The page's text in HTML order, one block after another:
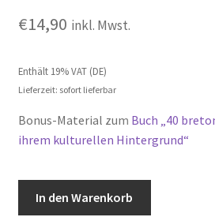
€14,90 inkl. Mwst.
Enthält 19% VAT (DE)
Lieferzeit: sofort lieferbar
Bonus-Material zum Buch „40
ihrem kulturellen Hintergrund“
In den Warenkorb